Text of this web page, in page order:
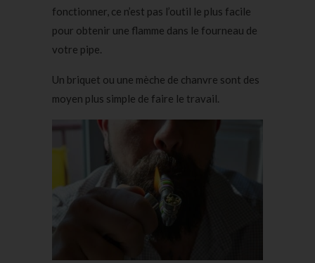
fonctionner, ce n’est pas l’outil le plus facile
pour obtenir une flamme dans le fourneau de
votre pipe.
Un briquet ou une mèche de chanvre sont des
moyen plus simple de faire le travail.